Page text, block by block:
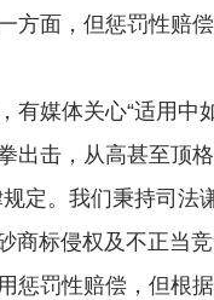
方面，但惩罚性赔
媒体关心“适用中
出击，从高甚至顶
。我们秉持司法
标侵权及不正当竞
惩罚性赔偿，但根